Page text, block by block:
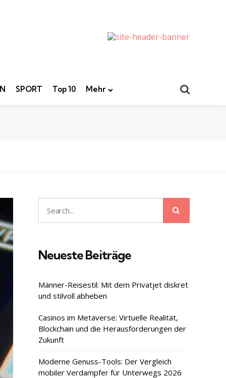
SPORT Top 10 Mehr
Search
for:
Neueste Beiträge
Männer-Reisestil: Mit dem Privatjet diskret
und stilvoll abheben
Casinos im Metaverse: Virtuelle Realität,
Blockchain und die Herausforderungen der
Zukunft
Moderne Genuss-Tools: Der Vergleich
mobiler Verdampfer für Unterwegs 2026